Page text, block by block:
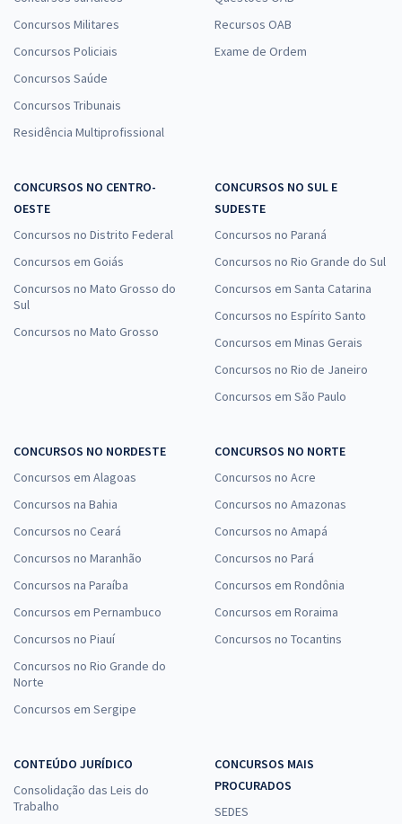
Concursos Militares
Concursos Policiais
Concursos Saúde
Concursos Tribunais
Residência Multiprofissional
Recursos OAB
Exame de Ordem
CONCURSOS NO CENTRO-
OESTE
Concursos no Distrito Federal
Concursos em Goiás
Concursos no Mato Grosso do
Sul
Concursos no Mato Grosso
CONCURSOS NO SUL E
SUDESTE
Concursos no Paraná
Concursos no Rio Grande do Sul
Concursos em Santa Catarina
Concursos no Espírito Santo
Concursos em Minas Gerais
Concursos no Rio de Janeiro
Concursos em São Paulo
CONCURSOS NO NORDESTE
Concursos em Alagoas
Concursos na Bahia
Concursos no Ceará
Concursos no Maranhão
Concursos na Paraíba
Concursos em Pernambuco
Concursos no Piauí
Concursos no Rio Grande do
Norte
Concursos em Sergipe
CONCURSOS NO NORTE
Concursos no Acre
Concursos no Amazonas
Concursos no Amapá
Concursos no Pará
Concursos em Rondônia
Concursos em Roraima
Concursos no Tocantins
CONTEÚDO JURÍDICO
Consolidação das Leis do
Trabalho
CONCURSOS MAIS
PROCURADOS
SEDES